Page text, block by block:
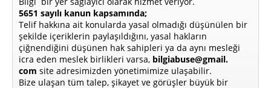
5651 sayılı kanun kapsamında;
Telif hakkına ait konularda yasal olmadığı düşünülen bir
şekilde içeriklerin paylaşıldığını, yasal hakların
çiğnendiğini düşünen hak sahipleri ya da aynı mesleği
icra eden meslek birlikleri varsa, bilgiabuse@gmail.
com site adresimizden yönetimimize ulaşabilir.
Bize ulaşan tüm talep, şikayet ve görüşler büyük bir